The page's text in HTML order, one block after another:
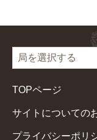
TOPページ
サイトについての
プライバシーポリ